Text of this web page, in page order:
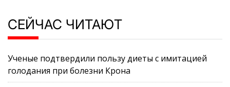
СЕЙЧАС ЧИТАЮТ
Ученые подтвердили пользу диеты с имитацией
голодания при болезни Крона